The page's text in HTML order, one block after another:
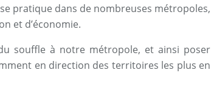
pratique dans de nombreuses métropoles,
et d’économie.
souffle à notre métropole, et ainsi poser
en direction des territoires les plus en